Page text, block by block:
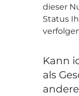
dieser
Status
Kann
als